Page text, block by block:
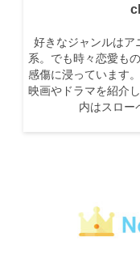
好きなジャンルはア
系。でも時々恋愛も
感傷に浸っています
映画やドラマを紹介
内はスロー